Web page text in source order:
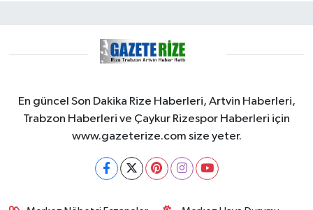
En güncel Son Dakika Rize Haberleri, Artvin Haberleri,
Trabzon Haberleri ve Çaykur Rizespor Haberleri için
www.gazeterize.com size yeter.